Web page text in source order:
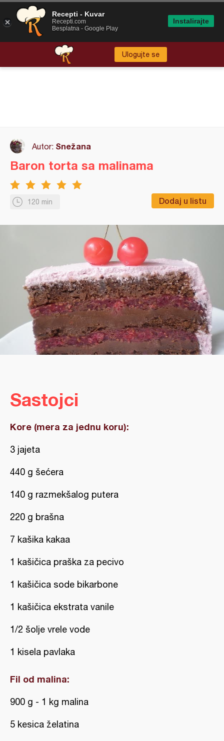
Ulogujte se
Autor: Snežana
120 min Dodaj u listu
Baron torta sa malinama
Sastojci
Kore (mera za jednu koru):
3 jajeta
440 g šećera
140 g razmekšalog putera
220 g brašna
7 kašika kakaa
1 kašičica praška za pecivo
1 kašičica sode bikarbone
1 kašičica ekstrata vanile
1/2 šolje vrele vode
1 kisela pavlaka
Fil od malina:
900 g - 1 kg malina
5 kesica želatina
Recepti - Kuvar
Recepti.com
Besplatna - Google Play
Instalirajte